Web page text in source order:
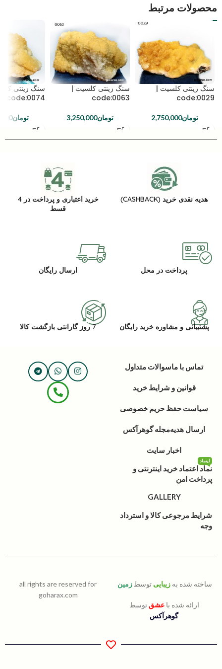
محصولات مرتبط
سنگ زینتی کلسیت |
code:0029
تومان2,750,000
سنگ زینتی کلسیت |
code:0063
تومان3,250,000
سنگ زینتی
code:0074
تومان
هدیه نقدی خرید (CASHBACK)
خرید اعتباری و پرداخت در 4
قسط
پرداخت در محل ارسال رایگان
پشتیبانی و مشاوره خرید رایگان 7 روز گارانتی بازگشت کالا
تماس با ماسوالات متداول
قوانین و شرایط خرید
سیاست حفظ حریم خصوصی
ارسال هدیهمجله گوهرآکس
اخبار سایت
نماد اعتماد خرید اینترنتی و
پرداخت امن
اینماد
GALLERY
شرایط مرجوعی کالا و استرداد
وجه
ساخته شده به زیبایی توسط زمین
ارائه شده باعشق توسط
گوهرآکس
all rights are reserved for
goharax.com